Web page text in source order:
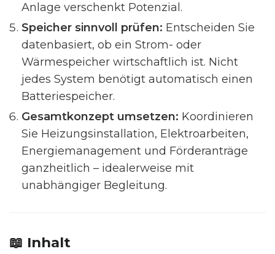
Anlage verschenkt Potenzial.
Speicher sinnvoll prüfen: Entscheiden Sie
datenbasiert, ob ein Strom- oder
Wärmespeicher wirtschaftlich ist. Nicht
jedes System benötigt automatisch einen
Batteriespeicher.
Gesamtkonzept umsetzen: Koordinieren
Sie Heizungsinstallation, Elektroarbeiten,
Energiemanagement und Förderanträge
ganzheitlich – idealerweise mit
unabhängiger Begleitung.
📖 Inhalt